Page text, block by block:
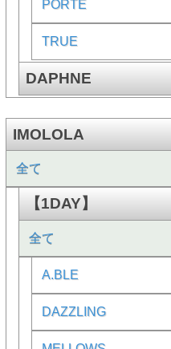
PORTE
TRUE
DAPHNE
IMOLOLA
全て
【1DAY】
全て
A.BLE
DAZZLING